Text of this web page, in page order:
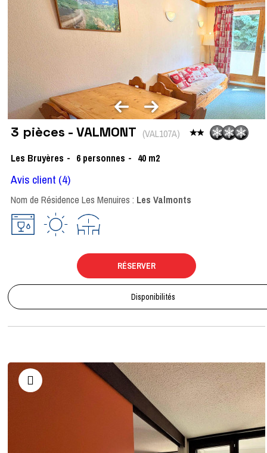
3 pièces - VALMONT (VAL107A)
Les Bruyères
6 personnes 40 m2
Avis client (4)
Nom de Résidence Les Menuires : Les Valmonts
RÉSERVER
Disponibilités